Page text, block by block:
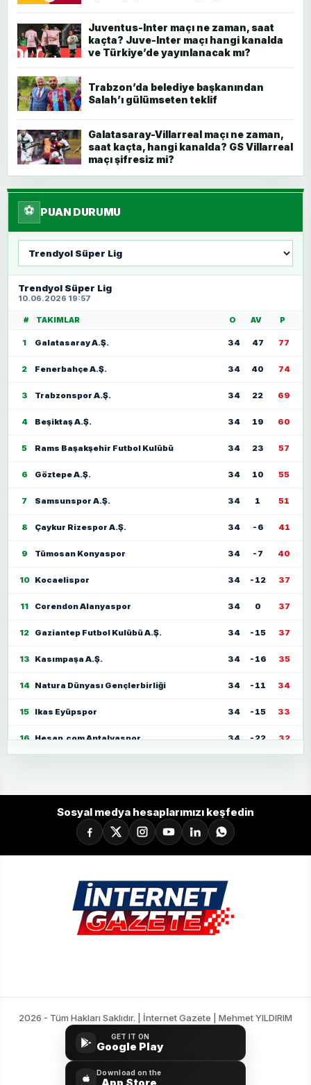
Juventus-Inter maçı ne zaman, saat
kaçta? Juve-Inter maçı hangi kanalda
ve Türkiye’de yayınlanacak mı?
Trabzon’da belediye başkanından
Salah’ı gülümseten teklif
Galatasaray-Villarreal maçı ne zaman,
saat kaçta, hangi kanalda? GS Villarreal
maçı şifresiz mi?
⚽ PUAN DURUMU
seç
Trendyol Süper Lig
10.06.2026 19:57
# TAKIMLAR O AV P
1 Galatasaray A.Ş. 34 47 77
2 Fenerbahçe A.Ş. 34 40 74
3 Trabzonspor A.Ş. 34 22 69
4 Beşiktaş A.Ş. 34 19 60
5 Rams Başakşehir Futbol Kulübü 34 23 57
6 Göztepe A.Ş. 34 10 55
7 Samsunspor A.Ş. 34 1 51
8 Çaykur Rizespor A.Ş. 34 -6 41
9 Tümosan Konyaspor 34 -7 40
10 Kocaelispor 34 -12 37
11 Corendon Alanyaspor 34 0 37
12 Gaziantep Futbol Kulübü A.Ş. 34 -15 37
13 Kasımpaşa A.Ş. 34 -16 35
14 Natura Dünyası Gençlerbirliği 34 -11 34
15 Ikas Eyüpspor 34 -15 33
16 Hesap.com Antalyaspor 34 -22 32
Sosyal medya hesaplarımızı keşfedin
2026 - Tüm Hakları Saklıdır. | İnternet Gazete | Mehmet YILDIRIM
GET IT ON
Google Play
Download on the
App Store